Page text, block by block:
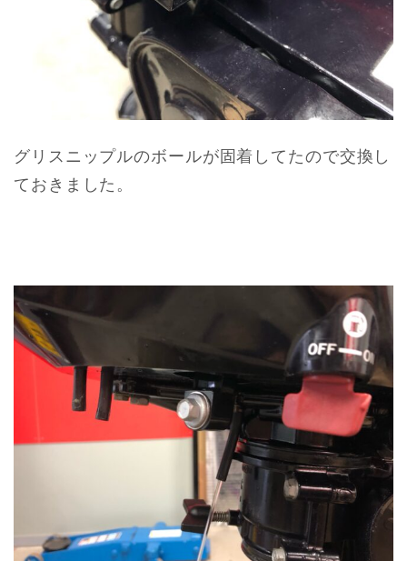
グリスニップルのボールが固着してたので交換し
ておきました。